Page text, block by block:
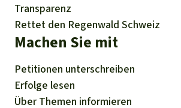
Transparenz
Rettet den Regenwald Schweiz
Machen Sie mit
Petitionen unterschreiben
Erfolge lesen
Über Themen informieren